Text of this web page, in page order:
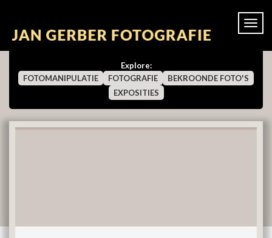
Explore:
FOTOMANIPULATIE
FOTOGRAFIE
BEKROONDE FOTO'S
EXPOSITIES